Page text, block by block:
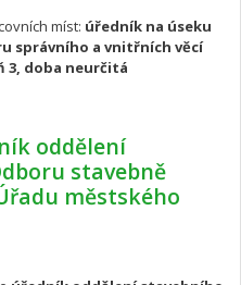
míst: úředník na úseku
správního a vnitřních věcí
3, doba neurčitá
oddělení
stavebně
městského